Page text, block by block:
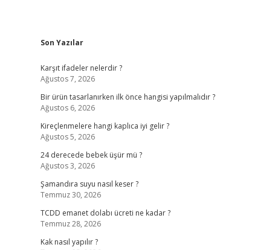
Sidebar
Son Yazılar
Karşıt ifadeler nelerdir ?
Ağustos 7, 2026
Bir ürün tasarlanırken ilk önce hangisi yapılmalıdır ?
Ağustos 6, 2026
Kireçlenmelere hangi kaplıca iyi gelir ?
Ağustos 5, 2026
24 derecede bebek üşür mü ?
Ağustos 3, 2026
Şamandıra suyu nasıl keser ?
Temmuz 30, 2026
TCDD emanet dolabı ücreti ne kadar ?
Temmuz 28, 2026
Kak nasıl yapılır ?